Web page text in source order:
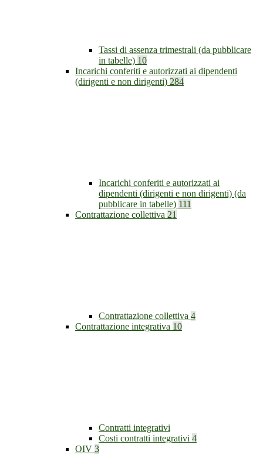
Tassi di assenza trimestrali (da pubblicare
in tabelle) 10
Incarichi conferiti e autorizzati ai dipendenti
(dirigenti e non dirigenti) 284
Incarichi conferiti e autorizzati ai
dipendenti (dirigenti e non dirigenti) (da
pubblicare in tabelle) 111
Contrattazione collettiva 21
Contrattazione collettiva 4
Contrattazione integrativa 10
Contratti integrativi
Costi contratti integrativi 4
OIV 3